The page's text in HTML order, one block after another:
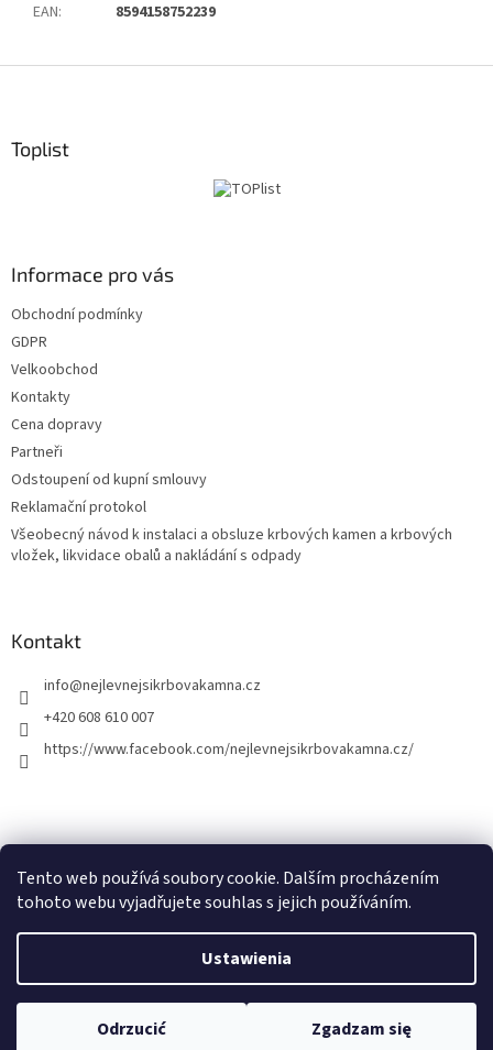
Tento web používá soubory cookie. Dalším procházením
tohoto webu vyjadřujete souhlas s jejich používáním.
Ustawienia
Odrzucić Zgadzam się
EAN: 8594158752239
pToplist
Informace pro vás
Obchodní podmínky
GDPR
Velkoobchod
Kontakty
Cena dopravy
Partneři
Odstoupení od kupní smlouvy
Reklamační protokol
Všeobecný návod k instalaci a obsluze krbových kamen a krbových
vložek, likvidace obalů a nakládání s odpady
Kontakt
info@nejlevnejsikrbovakamna.cz
+420 608 610 007
https://www.facebook.com/nejlevnejsikrbovakamna.cz/
Copyright 2026Nejlevnejsikrbovakamna.cz. Wszystkie prawa
zastrzeżone.
Edytuj ustawienia plików cookie